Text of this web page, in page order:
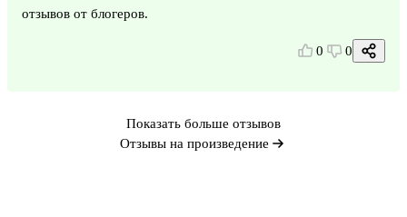
отзывов от блогеров.
0 0
Показать больше отзывов
Отзывы на произведение